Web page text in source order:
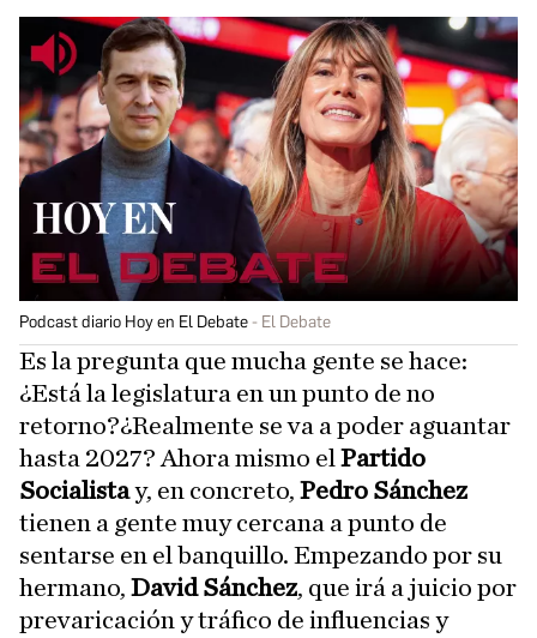
Podcast diario Hoy en El Debate El Debate
Es la pregunta que mucha gente se hace:
¿Está la legislatura en un punto de no
retorno?¿Realmente se va a poder aguantar
hasta 2027? Ahora mismo el Partido
Socialistay, en concreto, Pedro Sánchez
tienen a gente muy cercana a punto de
sentarse en el banquillo. Empezando por su
hermano, David Sánchez, que irá a juicio por
prevaricación y tráfico de influencias y